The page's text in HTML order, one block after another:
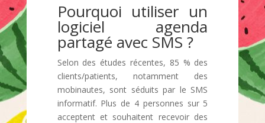
Pourquoi utiliser un
logiciel agenda
partagé avec SMS ?
Selon des études récentes, 85 % des
clients/patients, notamment des
mobinautes, sont séduits par le SMS
informatif. Plus de 4 personnes sur 5
acceptent et souhaitent recevoir des